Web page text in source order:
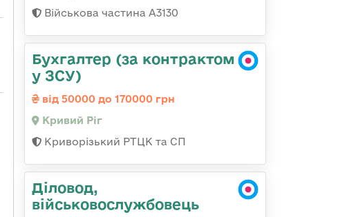
Військова частина А3130
Бухгалтер (за контрактом
у ЗСУ)
від 50000 до 170000 грн
Кривий Ріг
Криворізький РТЦК та СП
Діловод,
військовослужбовець